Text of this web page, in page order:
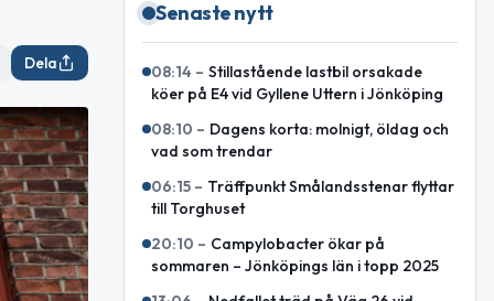
Dela
Senaste nytt
08:14 – Stillastående lastbil orsakade
köer på E4 vid Gyllene Uttern i Jönköping
08:10 – Dagens korta: molnigt, öldag och
vad som trendar
06:15 – Träffpunkt Smålandsstenar flyttar
till Torghuset
20:10 – Campylobacter ökar på
sommaren – Jönköpings län i topp 2025